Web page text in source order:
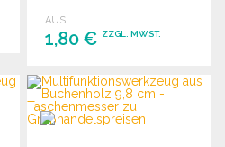
25 x 12 mm.
AUS
1,80 € ZZGL. MWST.
BESTELLEN
Angebot anfordern